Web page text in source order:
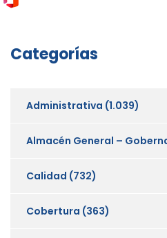
Categorías
Administrativa (1.039)
Almacén General –
Calidad (732)
Cobertura (363)